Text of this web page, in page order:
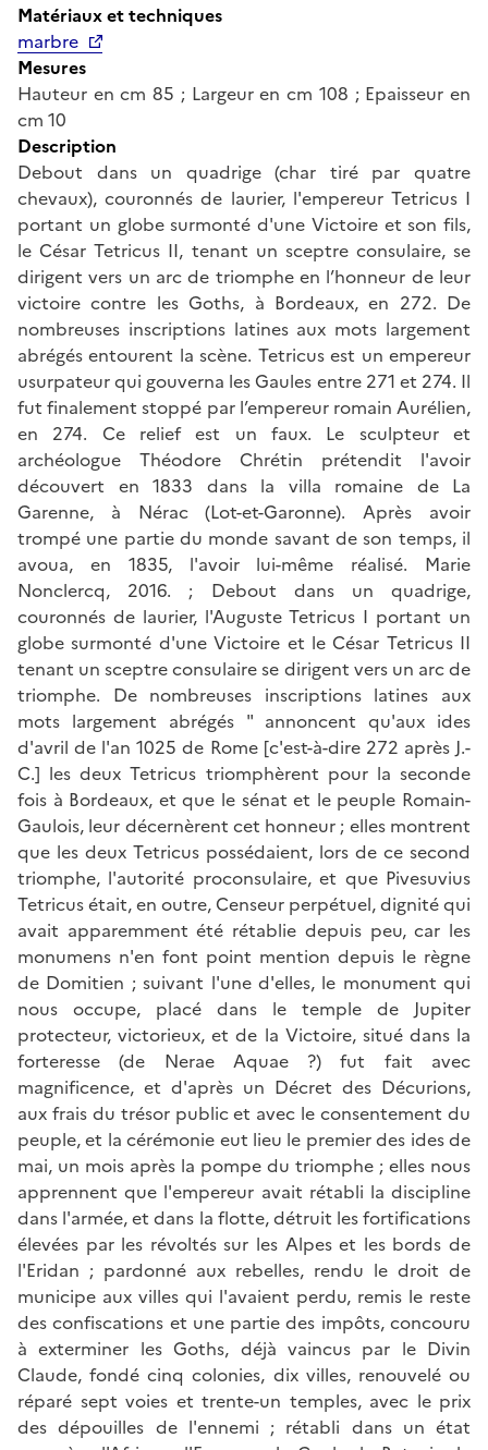
Matériaux et techniques
marbre
Mesures
Hauteur en cm 85 ; Largeur en cm 108 ; Epaisseur en
cm 10
Description
Debout dans un quadrige (char tiré par quatre
chevaux), couronnés de laurier, l'empereur Tetricus I
portant un globe surmonté d'une Victoire et son fils,
le César Tetricus II, tenant un sceptre consulaire, se
dirigent vers un arc de triomphe en l’honneur de leur
victoire contre les Goths, à Bordeaux, en 272. De
nombreuses inscriptions latines aux mots largement
abrégés entourent la scène. Tetricus est un empereur
usurpateur qui gouverna les Gaules entre 271 et 274. Il
fut finalement stoppé par l’empereur romain Aurélien,
en 274. Ce relief est un faux. Le sculpteur et
archéologue Théodore Chrétin prétendit l'avoir
découvert en 1833 dans la villa romaine de La
Garenne, à Nérac (Lot-et-Garonne). Après avoir
trompé une partie du monde savant de son temps, il
avoua, en 1835, l'avoir lui-même réalisé. Marie
Nonclercq, 2016. ; Debout dans un quadrige,
couronnés de laurier, l'Auguste Tetricus I portant un
globe surmonté d'une Victoire et le César Tetricus II
tenant un sceptre consulaire se dirigent vers un arc de
triomphe. De nombreuses inscriptions latines aux
mots largement abrégés " annoncent qu'aux ides
d'avril de l'an 1025 de Rome [c'est-à-dire 272 après J.-
C.] les deux Tetricus triomphèrent pour la seconde
fois à Bordeaux, et que le sénat et le peuple Romain-
Gaulois, leur décernèrent cet honneur ; elles montrent
que les deux Tetricus possédaient, lors de ce second
triomphe, l'autorité proconsulaire, et que Pivesuvius
Tetricus était, en outre, Censeur perpétuel, dignité qui
avait apparemment été rétablie depuis peu, car les
monumens n'en font point mention depuis le règne
de Domitien ; suivant l'une d'elles, le monument qui
nous occupe, placé dans le temple de Jupiter
protecteur, victorieux, et de la Victoire, situé dans la
forteresse (de Nerae Aquae ?) fut fait avec
magnificence, et d'après un Décret des Décurions,
aux frais du trésor public et avec le consentement du
peuple, et la cérémonie eut lieu le premier des ides de
mai, un mois après la pompe du triomphe ; elles nous
apprennent que l'empereur avait rétabli la discipline
dans l'armée, et dans la flotte, détruit les fortifications
élevées par les révoltés sur les Alpes et les bords de
l'Eridan ; pardonné aux rebelles, rendu le droit de
municipe aux villes qui l'avaient perdu, remis le reste
des confiscations et une partie des impôts, concouru
à exterminer les Goths, déjà vaincus par le Divin
Claude, fondé cinq colonies, dix villes, renouvelé ou
réparé sept voies et trente-un temples, avec le prix
des dépouilles de l'ennemi ; rétabli dans un état